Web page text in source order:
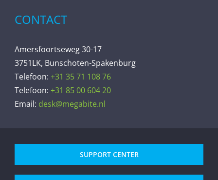
CONTACT
Amersfoortseweg 30-17
3751LK, Bunschoten-Spakenburg
Telefoon: +31 35 71 108 76
Telefoon: +31 85 00 604 20
Email: desk@megabite.nl
SUPPORT CENTER